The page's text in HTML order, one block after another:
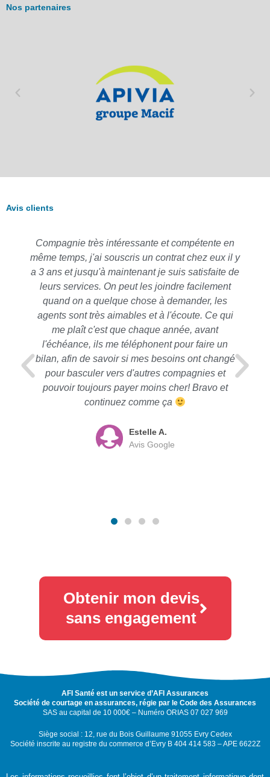
Nos partenaires
Avis clients
Compagnie très intéressante et compétente en
même temps, j'ai souscris un contrat chez eux il y
a 3 ans et jusqu'à maintenant je suis satisfaite de
leurs services. On peut les joindre facilement
quand on a quelque chose à demander, les
agents sont très aimables et à l'écoute. Ce qui
me plaît c'est que chaque année, avant
l'échéance, ils me téléphonent pour faire un
bilan, afin de savoir si mes besoins ont changé
pour basculer vers d'autres compagnies et
pouvoir toujours payer moins cher! Bravo et
continuez comme ça
Estelle A.
Avis Google
Obtenir mon devis
sans engagement
AFI Santé est un service d’AFI Assurances
Société de courtage en assurances, régie par le Code des Assurances
SAS au capital de 10 000€ – Numéro ORIAS 07 027 969
Siège social : 12, rue du Bois Guillaume 91055 Evry Cedex
Société inscrite au registre du commerce d’Evry B 404 414 583 – APE 6622Z